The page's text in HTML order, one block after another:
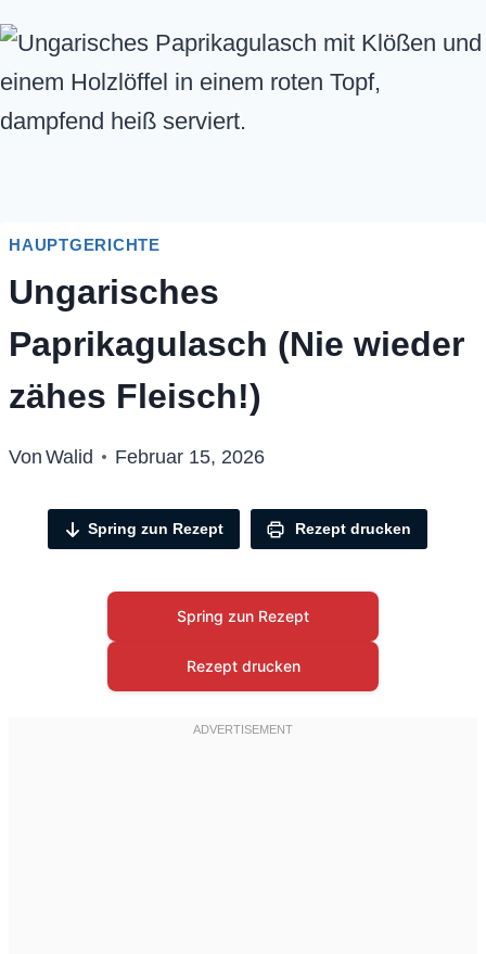
HAUPTGERICHTE
Ungarisches
Paprikagulasch (Nie wieder
zähes Fleisch!)
Von Walid Februar 15, 2026
Spring zun Rezept Rezept drucken
Spring zun Rezept
Rezept drucken